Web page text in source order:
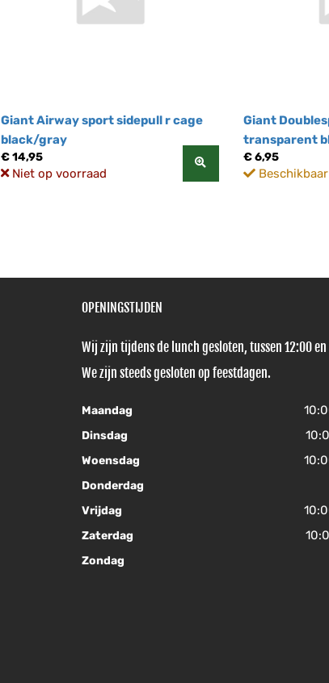
Giant Airway sport sidepull r cage
black/gray
€ 14,95
Niet op voorraad
Giant
transparent
€ 6,95
OPENINGSTIJDEN
Wij zijn tijdens de lunch gesloten, tussen 12:00 en
We zijn steeds gesloten op feestdagen.
Maandag
Dinsdag
Woensdag
Donderdag
Vrijdag
Zaterdag
Zondag